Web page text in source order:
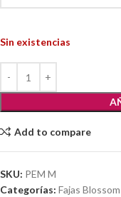
Sin existencias
Add to compare
SKU: PEM M
Categorías: Fajas Blossom